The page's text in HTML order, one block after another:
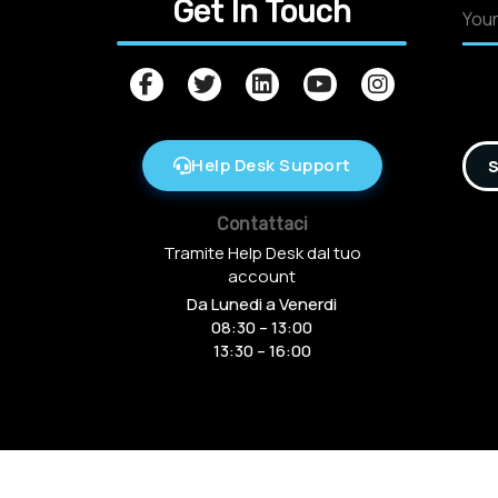
Get In Touch
Help Desk Support
Contattaci
Tramite Help Desk dal tuo
account
Da Lunedi a Venerdi
08:30 – 13:00
13:30 – 16:00